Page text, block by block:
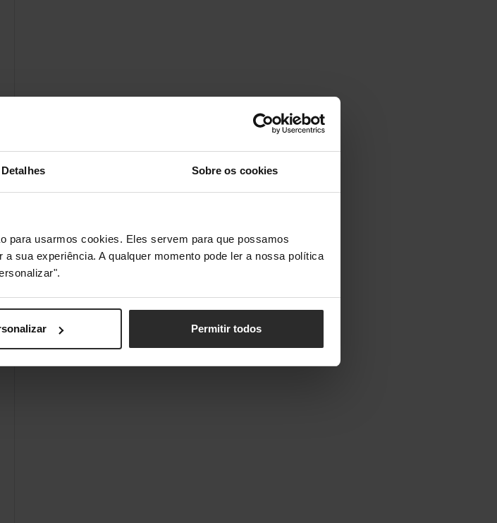
Detalhes Sobre os cookies
para usarmos cookies. Eles servem para que possamos
sua experiência. A qualquer momento pode ler a nossa política
Permitir todos